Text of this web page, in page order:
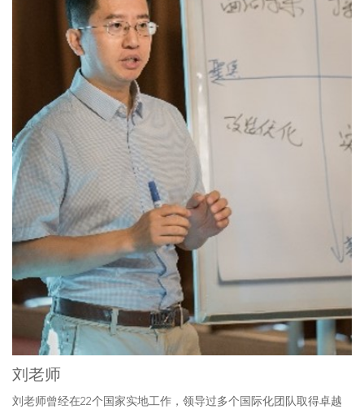
刘老师
刘老师曾经在22个国家实地工作，领导过多个国际化团队取得卓越